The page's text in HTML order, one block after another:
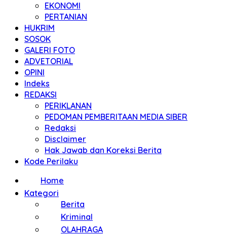
EKONOMI
PERTANIAN
HUKRIM
SOSOK
GALERI FOTO
ADVETORIAL
OPINI
Indeks
REDAKSI
PERIKLANAN
PEDOMAN PEMBERITAAN MEDIA SIBER
Redaksi
Disclaimer
Hak Jawab dan Koreksi Berita
Kode Perilaku
Home
Kategori
Berita
Kriminal
OLAHRAGA